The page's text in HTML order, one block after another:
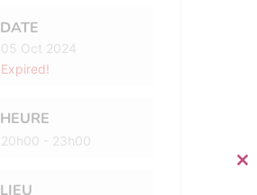
DATE
05 Oct 2024
Expired!
HEURE
20h00 - 23h00
LIEU